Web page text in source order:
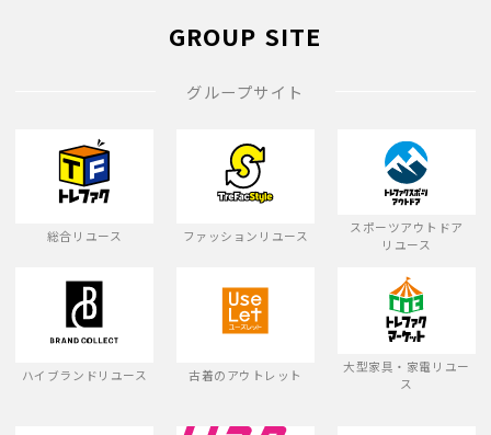
GROUP SITE
グループサイト
総合リユース ファッションリユース
スポーツアウトドア
リユース
ハイブランドリユース 古着のアウトレット
大型家具・家電リユー
ス